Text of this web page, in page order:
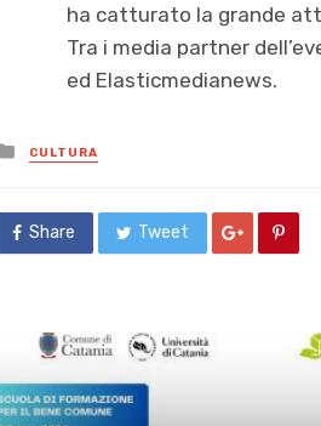
ha catturato la grande
Tra i media partner
ed Elasticmedianews.
Posted
in
CULTURA
Share Tweet